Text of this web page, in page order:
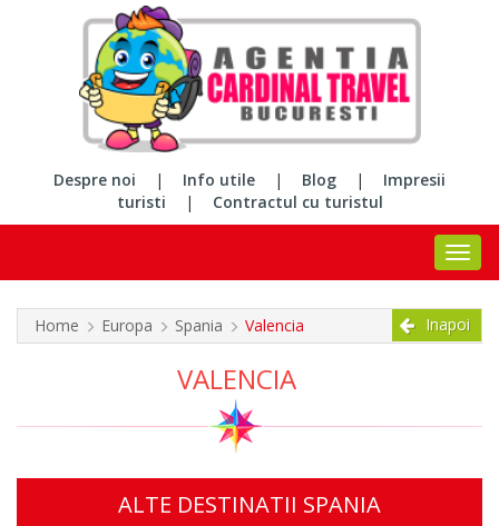
Despre noi | Info utile | Blog |
Impresii
turisti
| Contractul cu turistul
Home Europa Spania Valencia Inapoi
VALENCIA
ALTE DESTINATII SPANIA